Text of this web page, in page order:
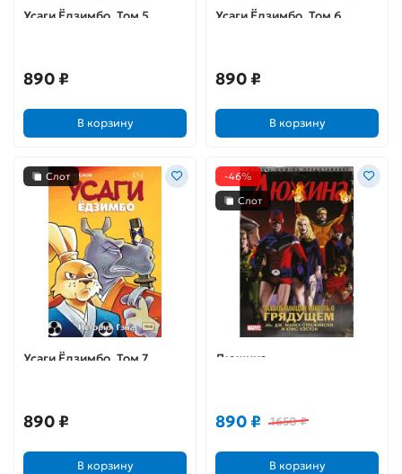
Усаги Ёдзимбо. Том 5.
890 ₽
В корзину
Усаги Ёдзимбо. Том 6.
890 ₽
В корзину
Слот
Усаги Ёдзимбо. Том 7.
890 ₽
В корзину
-46%
Слот
Дюжина
890 ₽ 1650 ₽
В корзину